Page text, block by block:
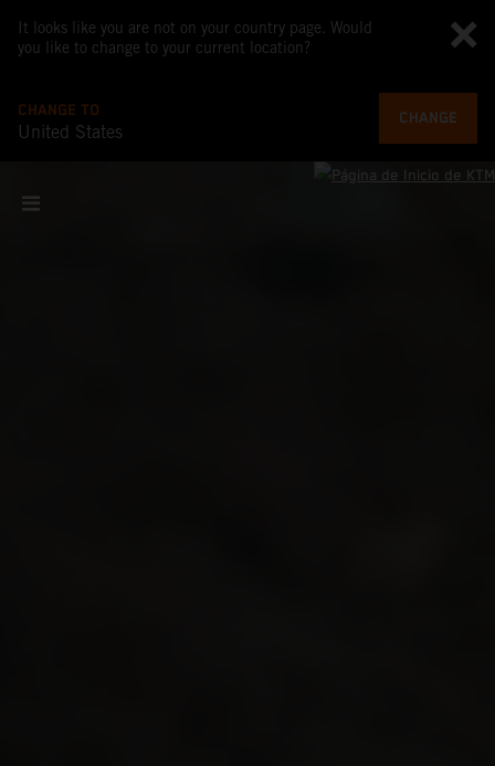
It looks like you are not on your country page. Would
you like to change to your current location?
CHANGE TO
United States
CHANGE